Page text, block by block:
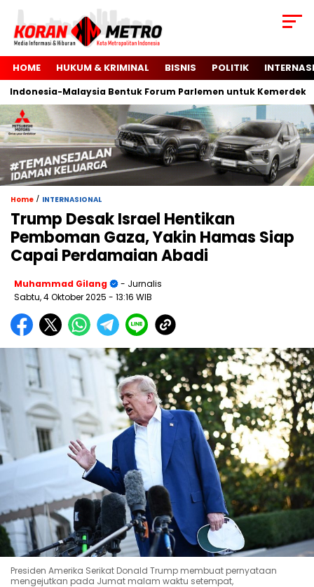
HOME HUKUM & KRIMINAL BISNIS POLITIK
Malaysia Bentuk Forum Parlemen untuk Kemerdekaan
Home / INTERNASIONAL
Trump Desak Israel Hentikan
Pemboman Gaza, Yakin Hamas Siap
Capai Perdamaian Abadi
Muhammad Gilang
- Jurnalis
Sabtu, 4 Oktober 2025 - 13:16 WIB
Presiden Amerika Serikat Donald Trump membuat pernyataan
mengejutkan pada Jumat malam waktu setempat,